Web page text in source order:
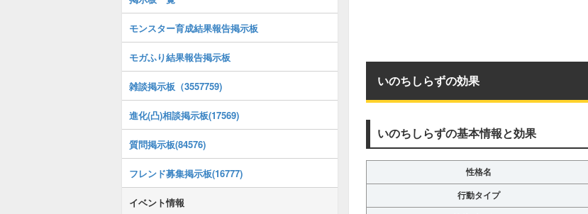
いのちしらずの効果
いのちしらずの基本情報と効果
性格名
行動タイプ
モンスター育成結果報告掲示板
モガふり結果報告掲示板
雑談掲示板（3557759)
進化(凸)相談掲示板(17569)
質問掲示板(84576)
フレンド募集掲示板(16777)
イベント情報